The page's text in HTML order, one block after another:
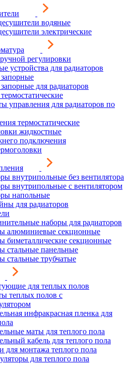
водяные
электрические
регулировки
устройства для радиаторов
для радиаторов
управления для радиаторов по
термостатические
жидкостные
подключения
внутрипольные без вентилятора
внутрипольные с вентилятором
напольные
для радиаторов
наборы для радиаторов
алюминиевые секционные
биметаллические секционные
стальные панельные
стальные трубчатые
для теплых полов
теплых полов с
инфракрасная пленка для
маты для теплого пола
кабель для теплого пола
для монтажа теплого пола
для теплого пола